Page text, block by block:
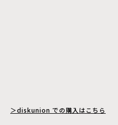
＞diskunion での購入はこちら